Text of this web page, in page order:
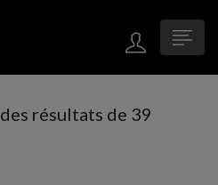
des résultats de 39